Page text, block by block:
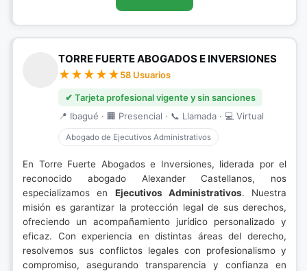
TORRE FUERTE ABOGADOS E INVERSIONES
58 Usuarios
✔ Tarjeta profesional vigente y sin sanciones
📍 Ibagué · 🏢 Presencial · 📞 Llamada · 💻 Virtual
Abogado de Ejecutivos Administrativos
En Torre Fuerte Abogados e Inversiones, liderada por el
reconocido abogado Alexander Castellanos, nos
especializamos en Ejecutivos Administrativos. Nuestra
misión es garantizar la protección legal de sus derechos,
ofreciendo un acompañamiento jurídico personalizado y
eficaz. Con experiencia en distintas áreas del derecho,
resolvemos sus conflictos legales con profesionalismo y
compromiso, asegurando transparencia y confianza en